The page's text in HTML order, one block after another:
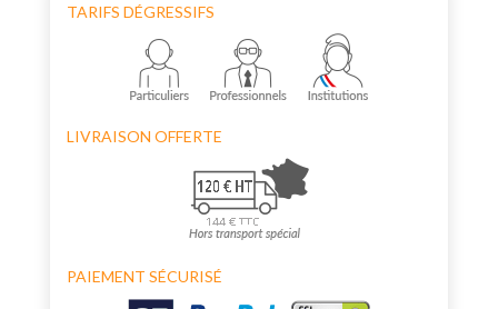
TARIFS DÉGRESSIFS
LIVRAISON OFFERTE
PAIEMENT SÉCURISÉ